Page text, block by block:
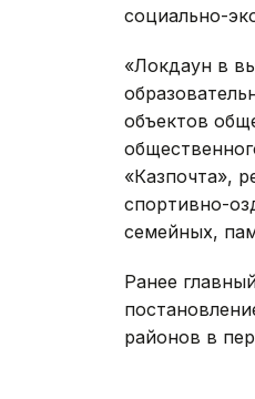
социально-
«Локдаун в
объектов
«Казпочта»,
спортивно-
семейных,
Ранее
районов в